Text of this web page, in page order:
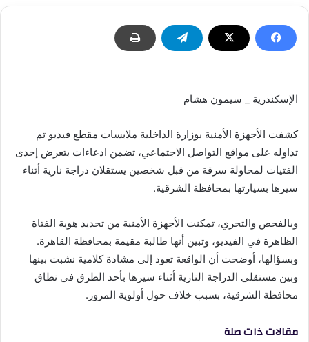
الإسكندرية _ سيمون هشام
كشفت الأجهزة الأمنية بوزارة الداخلية ملابسات مقطع فيديو تم
تداوله على مواقع التواصل الاجتماعي، تضمن ادعاءات بتعرض إحدى
الفتيات لمحاولة سرقة من قبل شخصين يستقلان دراجة نارية أثناء
سيرها بسيارتها بمحافظة الشرقية.
وبالفحص والتحري، تمكنت الأجهزة الأمنية من تحديد هوية الفتاة
الظاهرة في الفيديو، وتبين أنها طالبة مقيمة بمحافظة القاهرة.
وبسؤالها، أوضحت أن الواقعة تعود إلى مشادة كلامية نشبت بينها
وبين مستقلي الدراجة النارية أثناء سيرها بأحد الطرق في نطاق
محافظة الشرقية، بسبب خلاف حول أولوية المرور.
مقالات ذات صلة